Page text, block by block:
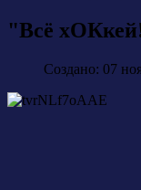
"Всё
Создано: 07